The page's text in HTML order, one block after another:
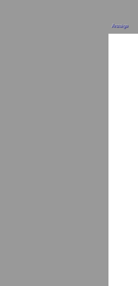
Anzeige